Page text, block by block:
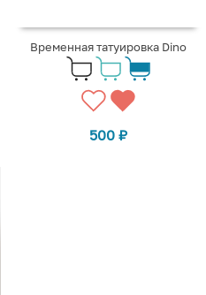
Временная татуировка Dino
500 ₽